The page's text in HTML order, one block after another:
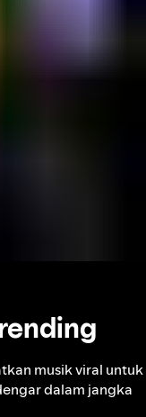
musik viral untuk
dalam jangka